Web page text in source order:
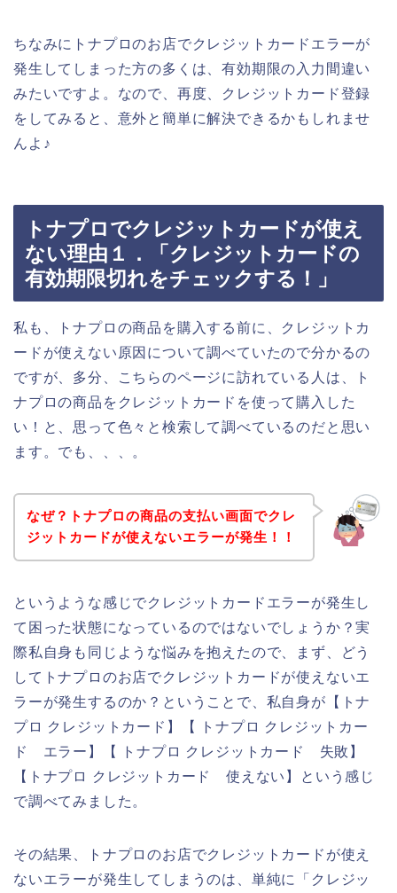
ちなみにトナプロのお店でクレジットカードエラーが
発生してしまった方の多くは、有効期限の入力間違い
みたいですよ。なので、再度、クレジットカード登録
をしてみると、意外と簡単に解決できるかもしれませ
んよ♪
トナプロでクレジットカードが使え
ない理由１．「クレジットカードの
有効期限切れをチェックする！」
私も、トナプロの商品を購入する前に、クレジットカ
ードが使えない原因について調べていたので分かるの
ですが、多分、こちらのページに訪れている人は、ト
ナプロの商品をクレジットカードを使って購入した
い！と、思って色々と検索して調べているのだと思い
ます。でも、、、。
なぜ？トナプロの商品の支払い画面でクレ
ジットカードが使えないエラーが発生！！
というような感じでクレジットカードエラーが発生し
て困った状態になっているのではないでしょうか？実
際私自身も同じような悩みを抱えたので、まず、どう
してトナプロのお店でクレジットカードが使えないエ
ラーが発生するのか？ということで、私自身が【トナ
プロ クレジットカード】【 トナプロ クレジットカー
ド エラー】【 トナプロ クレジットカード 失敗】
【トナプロ クレジットカード 使えない】という感じ
で調べてみました。
その結果、トナプロのお店でクレジットカードが使え
ないエラーが発生してしまうのは、単純に「クレジッ